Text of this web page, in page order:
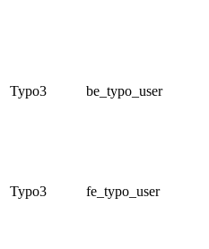
Typo3 be_typo_user
Typo3 fe_typo_user